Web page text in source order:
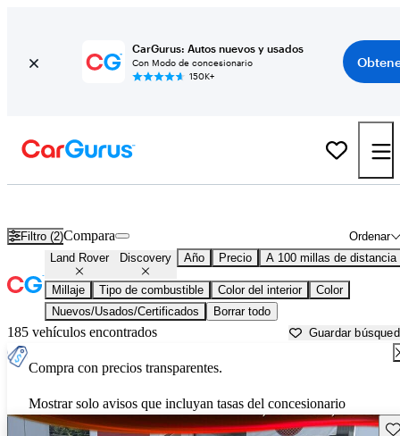
CarGurus: Autos nuevos y usados
Con Modo de concesionario
150K+
Filtro (2) Ordenar
Compara
Land Rover Discovery Año Precio A 100 millas de distancia
Millaje Tipo de combustible Color del interior
Color
Nuevos/Usados/Certificados
Borrar todo
185 vehículos encontrados Guardar
Compra con precios transparentes.
Mostrar solo avisos que incluyan tasas del concesionario